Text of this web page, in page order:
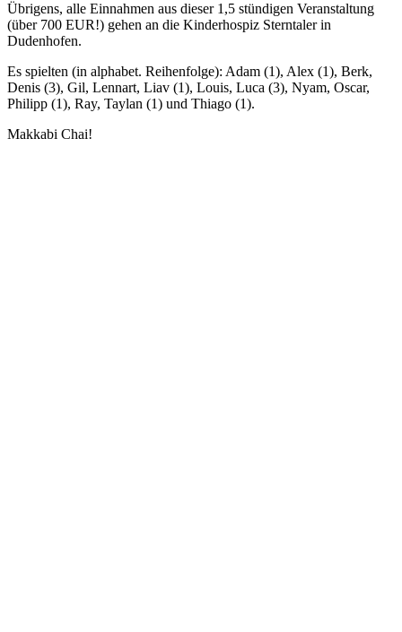
Übrigens, alle Einnahmen aus dieser 1,5 stündigen Veranstaltung
(über 700 EUR!) gehen an die Kinderhospiz Sterntaler in
Dudenhofen.
Es spielten (in alphabet. Reihenfolge): Adam (1), Alex (1), Berk,
Denis (3), Gil, Lennart, Liav (1), Louis, Luca (3), Nyam, Oscar,
Philipp (1), Ray, Taylan (1) und Thiago (1).
Makkabi Chai!